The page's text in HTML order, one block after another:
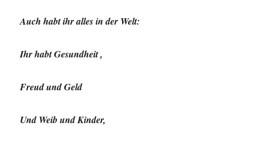
Auch habt ihr alles in der Welt:
Ihr habt Gesundheit ,
Freud und Geld
Und Weib und Kinder,